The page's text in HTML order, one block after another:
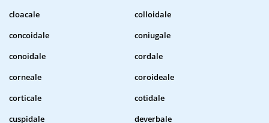
cloacale
colloidale
concoidale
coniugale
conoidale
cordale
corneale
coroideale
corticale
cotidale
cuspidale
deverbale